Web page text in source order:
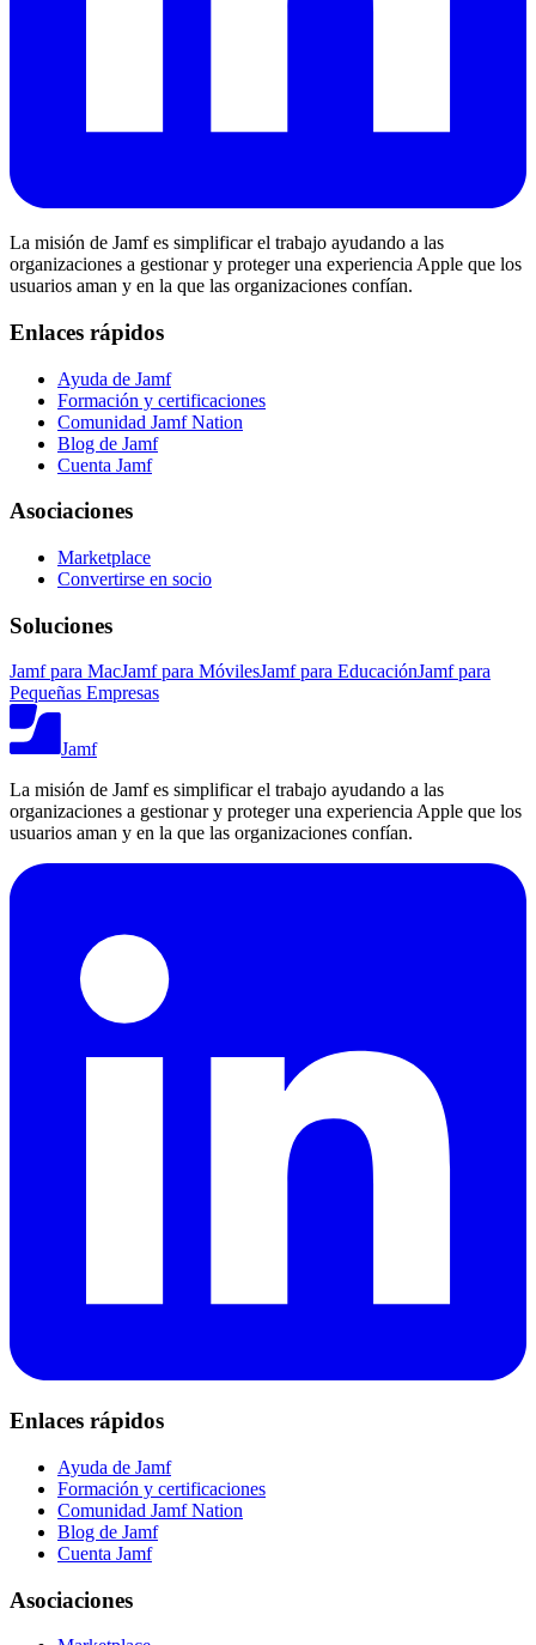
La misión de Jamf es simplificar el trabajo ayudando a las
organizaciones a gestionar y proteger una experiencia Apple que los
usuarios aman y en la que las organizaciones confían.
Enlaces rápidos
Ayuda de Jamf
Formación y certificaciones
Comunidad Jamf Nation
Blog de Jamf
Cuenta Jamf
Asociaciones
Marketplace
Convertirse en socio
Soluciones
Jamf para MacJamf para MóvilesJamf para EducaciónJamf para
Pequeñas Empresas
Jamf
La misión de Jamf es simplificar el trabajo ayudando a las
organizaciones a gestionar y proteger una experiencia Apple que los
usuarios aman y en la que las organizaciones confían.
Enlaces rápidos
Ayuda de Jamf
Formación y certificaciones
Comunidad Jamf Nation
Blog de Jamf
Cuenta Jamf
Asociaciones